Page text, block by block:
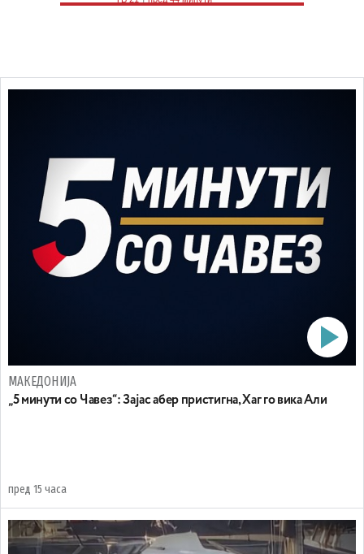
МАКЕДОНИЈА
„5 минути со Чавез“: Зајас абер пристигна, Хаг го вика Али
пред 15 часа